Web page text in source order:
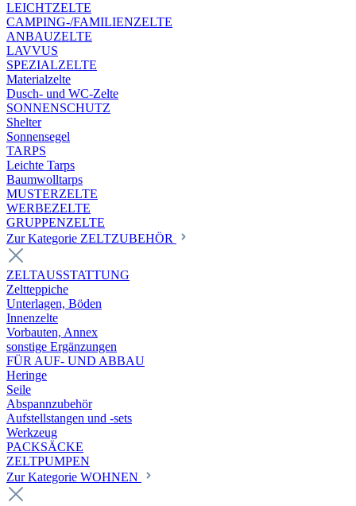
LEICHTZELTE
CAMPING-/FAMILIENZELTE
ANBAUZELTE
LAVVUS
SPEZIALZELTE
Materialzelte
Dusch- und WC-Zelte
SONNENSCHUTZ
Shelter
Sonnensegel
TARPS
Leichte Tarps
Baumwolltarps
MUSTERZELTE
WERBEZELTE
GRUPPENZELTE
Zur Kategorie ZELTZUBEHÖR
ZELTAUSSTATTUNG
Zeltteppiche
Unterlagen, Böden
Innenzelte
Vorbauten, Annex
sonstige Ergänzungen
FÜR AUF- UND ABBAU
Heringe
Seile
Abspannzubehör
Aufstellstangen und -sets
Werkzeug
PACKSÄCKE
ZELTPUMPEN
Zur Kategorie WOHNEN